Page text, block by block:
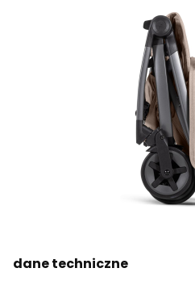
dane techniczne